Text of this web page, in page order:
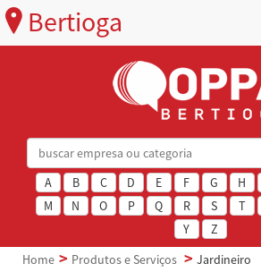
Bertioga
A B C D E F G H
M
N O P Q R S T
Y
Z
Home
Produtos e Serviços Jardineiro